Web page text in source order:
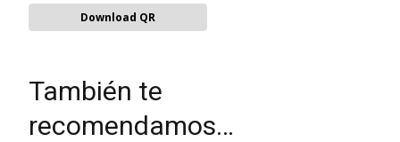
Download QR
También te
recomendamos…